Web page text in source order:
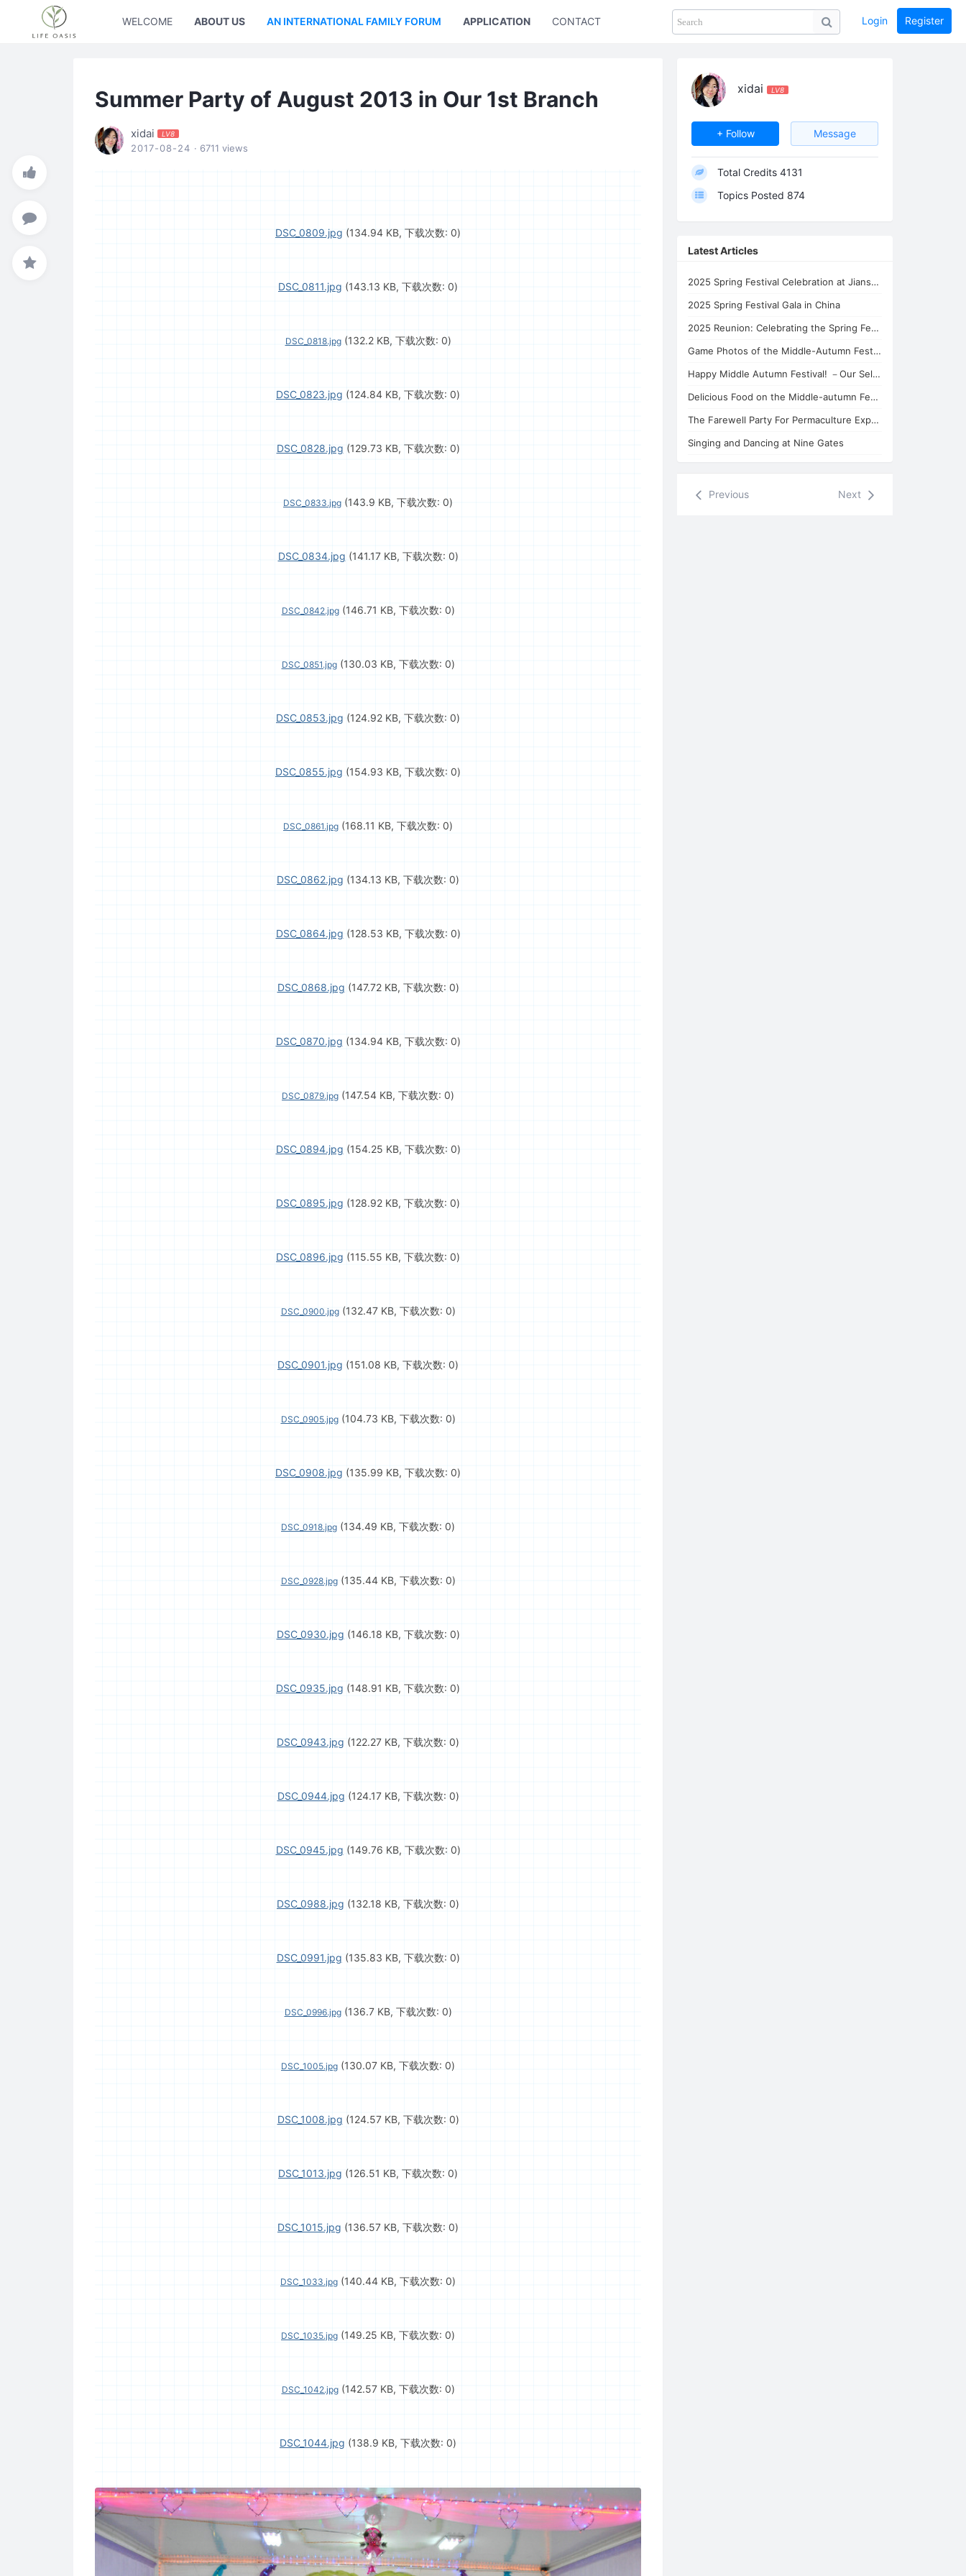
WELCOME ABOUT US AN INTERNATIONAL FAMILY FORUM APPLICATION CONTACT US PHOTOS collection GUIDE home
Login Register
Summer Party of August 2013 in Our 1st Branch
xidai LV8
2017-08-24 · 6711 views
DSC_0809.jpg (134.94 KB, 下载次数: 0)
DSC_0811.jpg (143.13 KB, 下载次数: 0)
DSC_0818.jpg(132.2 KB, 下载次数: 0)
DSC_0823.jpg (124.84 KB, 下载次数: 0)
DSC_0828.jpg (129.73 KB, 下载次数: 0)
DSC_0833.jpg (143.9 KB, 下载次数: 0)
DSC_0834.jpg (141.17 KB, 下载次数: 0)
DSC_0842.jpg(146.71 KB, 下载次数: 0)
DSC_0851.jpg(130.03 KB, 下载次数: 0)
DSC_0853.jpg (124.92 KB, 下载次数: 0)
DSC_0855.jpg (154.93 KB, 下载次数: 0)
DSC_0861.jpg (168.11 KB, 下载次数: 0)
DSC_0862.jpg (134.13 KB, 下载次数: 0)
DSC_0864.jpg (128.53 KB, 下载次数: 0)
DSC_0868.jpg (147.72 KB, 下载次数: 0)
DSC_0870.jpg (134.94 KB, 下载次数: 0)
DSC_0879.jpg (147.54 KB, 下载次数: 0)
DSC_0894.jpg (154.25 KB, 下载次数: 0)
DSC_0895.jpg (128.92 KB, 下载次数: 0)
DSC_0896.jpg (115.55 KB, 下载次数: 0)
DSC_0900.jpg(132.47 KB, 下载次数: 0)
DSC_0901.jpg (151.08 KB, 下载次数: 0)
DSC_0905.jpg(104.73 KB, 下载次数: 0)
DSC_0908.jpg (135.99 KB, 下载次数: 0)
DSC_0918.jpg (134.49 KB, 下载次数: 0)
DSC_0928.jpg(135.44 KB, 下载次数: 0)
DSC_0930.jpg (146.18 KB, 下载次数: 0)
DSC_0935.jpg (148.91 KB, 下载次数: 0)
DSC_0943.jpg (122.27 KB, 下载次数: 0)
DSC_0944.jpg (124.17 KB, 下载次数: 0)
DSC_0945.jpg (149.76 KB, 下载次数: 0)
DSC_0988.jpg (132.18 KB, 下载次数: 0)
DSC_0991.jpg (135.83 KB, 下载次数: 0)
DSC_0996.jpg(136.7 KB, 下载次数: 0)
DSC_1005.jpg (130.07 KB, 下载次数: 0)
DSC_1008.jpg (124.57 KB, 下载次数: 0)
DSC_1013.jpg (126.51 KB, 下载次数: 0)
DSC_1015.jpg (136.57 KB, 下载次数: 0)
DSC_1033.jpg (140.44 KB, 下载次数: 0)
DSC_1035.jpg (149.25 KB, 下载次数: 0)
DSC_1042.jpg(142.57 KB, 下载次数: 0)
DSC_1044.jpg (138.9 KB, 下载次数: 0)
xidai LV8
+ Follow Message
Total Credits 4131
Topics Posted 874
Latest Articles
2025 Spring Festival Celebration at Jianshi Celestial's Home
2025 Spring Festival Gala in China
2025 Reunion: Celebrating the Spring Festival with Chanyuan Celestials in China
Game Photos of the Middle-Autumn Festival!(1st branch)
Happy Middle Autumn Festival! －Our Self-made Mooncakes in 4th branch!
Delicious Food on the Middle-autumn Festival! (1st branch)
The Farewell Party For Permaculture Experts Brecht and Nick
Singing and Dancing at Nine Gates
Previous Next